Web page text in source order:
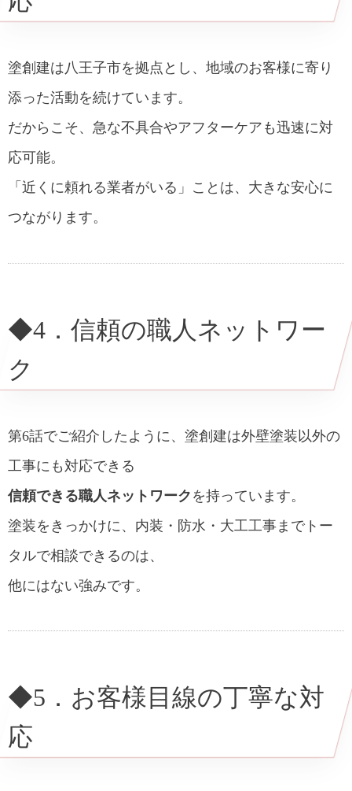
塗創建は八王子市を拠点とし、地域のお客様に寄り
添った活動を続けています。
だからこそ、急な不具合やアフターケアも迅速に対
応可能。
「近くに頼れる業者がいる」ことは、大きな安心に
つながります。
◆4．信頼の職人ネットワー
ク
第6話でご紹介したように、塗創建は外壁塗装以外の
工事にも対応できる
信頼できる職人ネットワーク を持っています。
塗装をきっかけに、内装・防水・大工工事までトー
タルで相談できるのは、
他にはない強みです。
◆5．お客様目線の丁寧な対
応